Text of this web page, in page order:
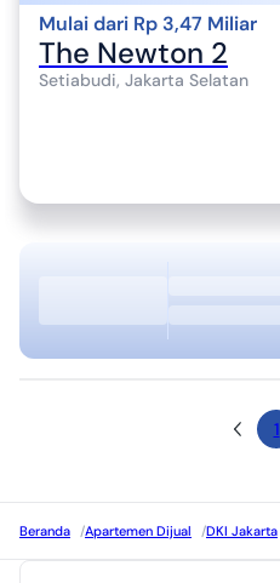
Mulai dari Rp 3,47 Miliar
The Newton 2
Setiabudi, Jakarta Selatan
1
Beranda /Apartemen Dijual /DKI Jakarta